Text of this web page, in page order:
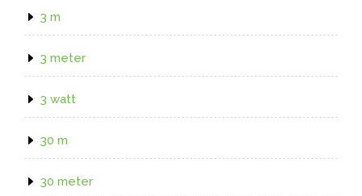
3 m
3 meter
3 watt
30 m
30 meter